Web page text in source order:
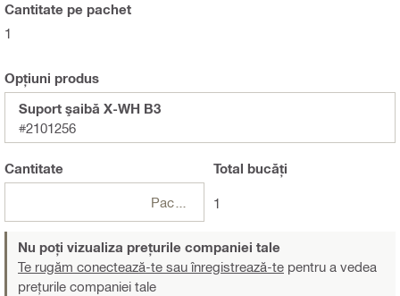
Cantitate pe pachet
1
Opțiuni produs
Suport şaibă X-WH B3
#2101256
Cantitate Total bucăți
1
Nu poți vizualiza prețurile companiei tale
Te rugăm conectează-te sau înregistrează-te pentru a vedea
prețurile companiei tale